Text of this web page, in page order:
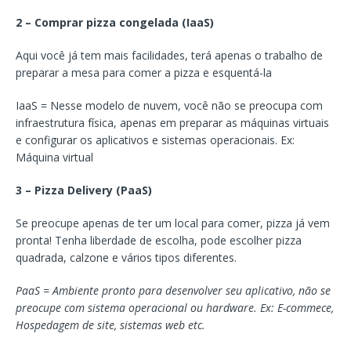
2 – Comprar pizza congelada (IaaS)
Aqui você já tem mais facilidades, terá apenas o trabalho de
preparar a mesa para comer a pizza e esquentá-la
IaaS = Nesse modelo de nuvem, você não se preocupa com
infraestrutura física, apenas em preparar as máquinas virtuais
e configurar os aplicativos e sistemas operacionais. Ex:
Máquina virtual
3 – Pizza Delivery (PaaS)
Se preocupe apenas de ter um local para comer, pizza já vem
pronta! Tenha liberdade de escolha, pode escolher pizza
quadrada, calzone e vários tipos diferentes.
PaaS = Ambiente pronto para desenvolver seu aplicativo, não se
preocupe com sistema operacional ou hardware. Ex: E-commece,
Hospedagem de site, sistemas web etc.